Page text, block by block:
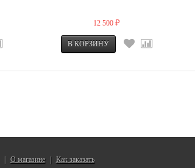
12 500 ₽
О магазине Как заказать